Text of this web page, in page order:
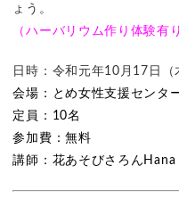
ょう。
（ハーバリウム作り体験有
日時：令和元年10月17日（
会場：とめ女性支援センタ
定員：10名
参加費：無料
講師：花あそびさろん